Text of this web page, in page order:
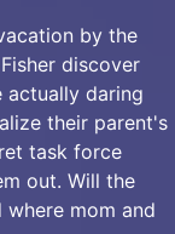
by the
discover
actually daring
their parent's
task force
out. Will the
where mom and